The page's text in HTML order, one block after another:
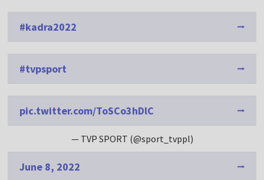
#kadra2022
#tvpsport
pic.twitter.com/ToSCo3hDlC
— TVP SPORT (@sport_tvppl)
June 8, 2022